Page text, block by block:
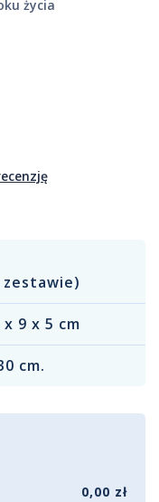
życia
zestawie)
x 9 x 5 cm
cm.
0,00 zł